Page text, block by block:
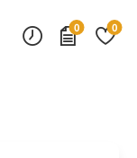
0
0